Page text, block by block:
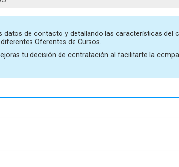
de contacto y detallando las características del
Oferentes de Cursos.
tu decisión de contratación al facilitarte la